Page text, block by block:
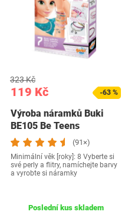
119 Kč
323 Kč
-63 %
Výroba náramků Buki
BE105 Be Teens
(91×)
Minimální věk [roky]: 8 Vyberte si
své perly a flitry, namíchejte barvy
a vyrobte si náramky
Poslední kus skladem